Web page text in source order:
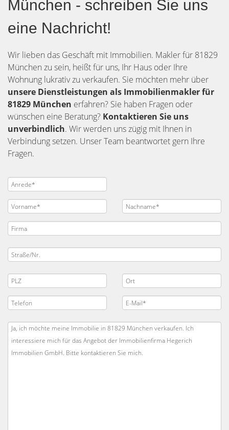
München - schreiben Sie uns
eine Nachricht!
Wir lieben das Geschäft mit Immobilien. Makler für 81829
München zu sein, heißt für uns, Ihr Haus oder Ihre
Wohnung lukrativ zu verkaufen. Sie möchten mehr über
unsere Dienstleistungen als Immobilienmakler für
81829 München erfahren? Sie haben Fragen oder
wünschen eine Beratung? Kontaktieren Sie uns
unverbindlich. Wir werden uns zügig mit Ihnen in
Verbindung setzen. Unser Team beantwortet gern Ihre
Fragen.